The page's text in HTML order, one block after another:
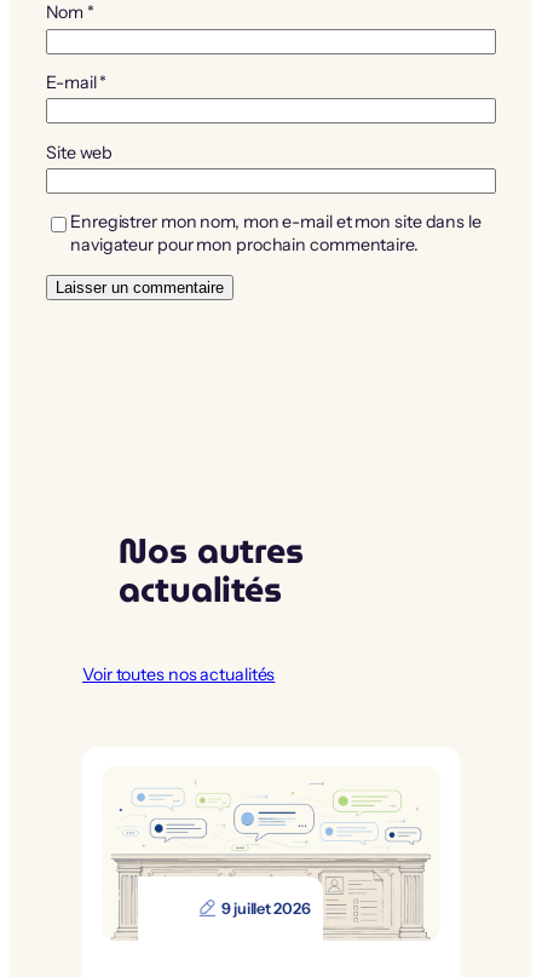
Nom *
E-mail*
Site web
Enregistrer mon nom, mon e-mail et mon site dans le
navigateur pour mon prochain commentaire.
Nos autres
actualités
Voir toutes nos actualités
9 juillet 2026